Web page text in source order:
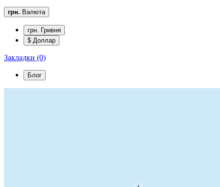
грн. Валюта
грн. Гривня
$ Доллар
Закладки (0)
Блог